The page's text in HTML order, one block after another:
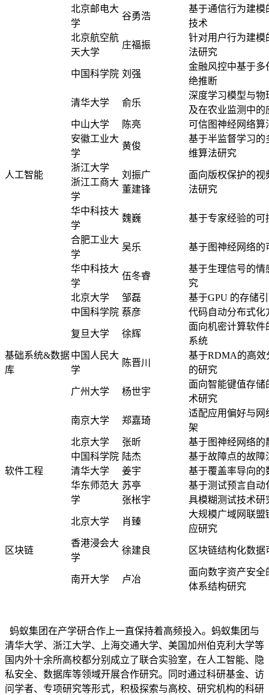
北京邮电大
学
谷勇浩
基于通信行为建模
技术
北京航空航
天大学
庄福振
针对用户行为建模
法研究
人工智能
中国科学院 刘强
金融风控中基于多
绝推断
清华大学 俞乐
深度学习模型与物
及在农业监测中的
中山大学
陈亮
可信图神经网络算
安徽工业大
学
黄俊
基于半监督学习的
维算法研究
浙江大学
浙江工商大
学
刘振广
董建锋
面向版权保护的
法研究
华中科技大
学
魏巍 基于专家经验的可
合肥工业大
学
吴乐 基于图神经网络的
华中科技大
学
伍冬睿
基于生理信号的情
究
基础系统&数据
库
北京大学 邹磊
基于GPU 的存储
中国科学院 蔡彦 代码自动分布式化
复旦大学 徐辉
面向机密计算软
系统
中国人民大
学
陈晋川
基于RDMA的高效
的研究
广州大学 杨世宇
面向智能键值存
术研究
南京大学 郑嘉琦
适配应用偏好与网
架
软件工程
北京大学 张昕
基于图神经网络的
中国科学院 陆杰
基于故障点的故障
清华大学
姜宇
基于覆盖率导向的
华东师范大
学
苏亭
张枨宇
基于测试预言自动
具模糊测试技术研
区块链
北京大学 肖臻
大规模广域网联
应研究
香港浸会大
学
徐建良 区块链结构化数
南开大学 卢冶
面向数字资产安
体系结构研究
蚂蚁集团在产学研合作上一直保持着高频投入。蚂蚁集团与
清华大学、浙江大学、上海交通大学、美国加州伯克利大学等
国内外十余所高校都分别成立了联合实验室，在人工智能、隐
私安全、数据库等领域开展合作研究。同时通过科研基金、访
问学者、专项研究等形式，积极探索与高校、研究机构的科研